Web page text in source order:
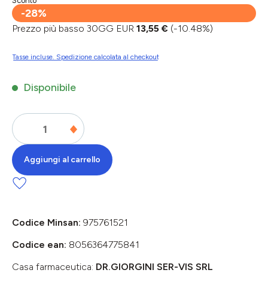
-28%
Prezzo più basso 30GG EUR 13,55 € (-10.48%)
Tasse incluse. Spedizione calcolata al checkout
Disponibile
Aggiungi al carrello
Codice Minsan: 975761521
Codice ean: 8056364775841
Casa farmaceutica: DR.GIORGINI SER-VIS SRL